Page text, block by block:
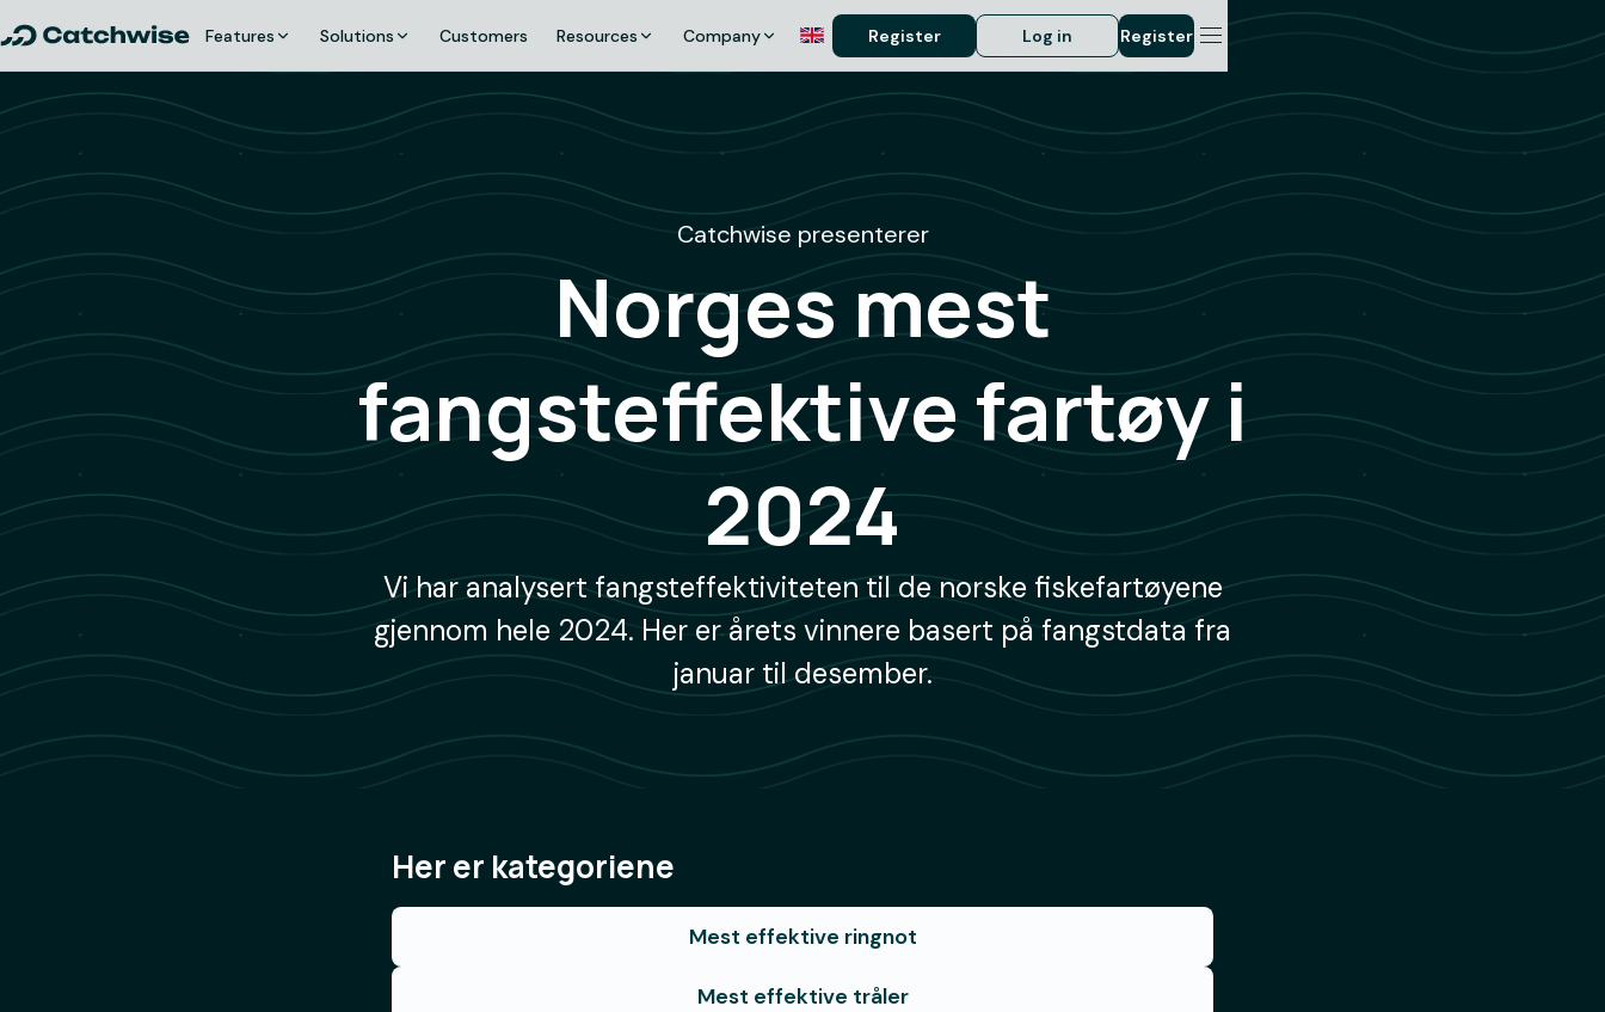
Features Solutions Customers Resources Company Register Log in Register
Catchwise presenterer
Norges mest
fangsteffektive fartøy i
2024
Vi har analysert fangsteffektiviteten til de norske fiskefartøyene
gjennom hele 2024. Her er årets vinnere basert på fangstdata fra
januar til desember.
Her er kategoriene
Mest effektive ringnot
Mest effektive tråler